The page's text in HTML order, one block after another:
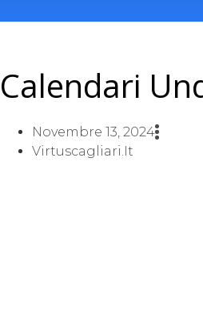
Calendari
Novembre 13, 2024
Virtuscagliari.it